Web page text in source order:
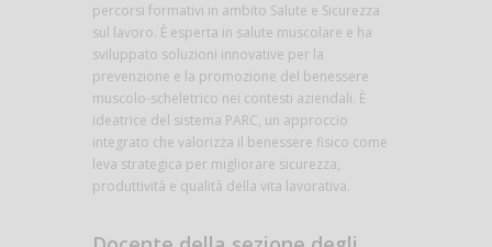
percorsi formativi in ambito Salute e Sicurezza
sul lavoro. È esperta in salute muscolare e ha
sviluppato soluzioni innovative per la
prevenzione e la promozione del benessere
muscolo-scheletrico nei contesti aziendali. È
ideatrice del sistema PARC, un approccio
integrato che valorizza il benessere fisico come
leva strategica per migliorare sicurezza,
produttività e qualità della vita lavorativa.